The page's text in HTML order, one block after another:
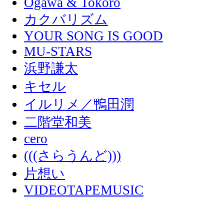
カクバリズム
YOUR SONG IS GOOD
MU-STARS
浜野謙太
キセル
イルリメ／鴨田潤
二階堂和美
cero
(((さらうんど)))
片想い
VIDEOTAPEMUSIC